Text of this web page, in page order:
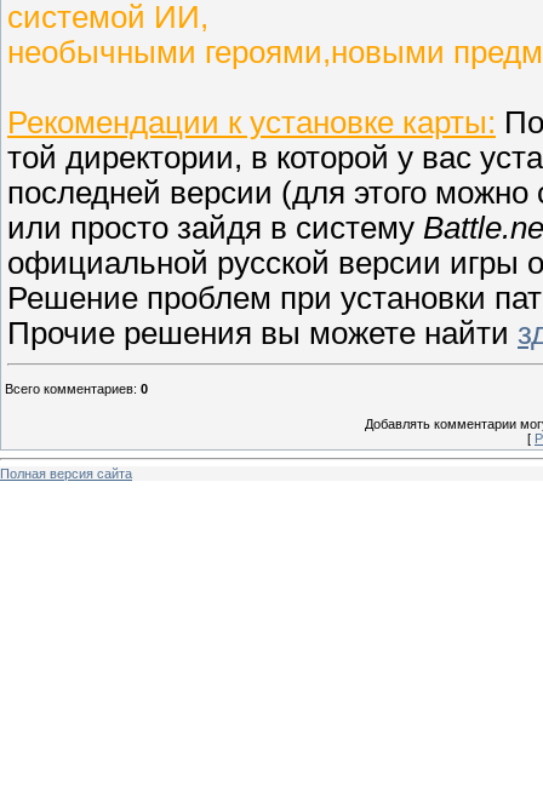
системой ИИ,
необычными героями,новыми
Рекомендации к установке карты:
той директории, в которой у вас
последней версии (для этого можно
или просто зайдя в систему
официальной русской версии игры
Решение проблем при установки
Прочие решения вы можете найти
Всего комментариев: 0
Добавлять комментарии
[
Полная версия сайта